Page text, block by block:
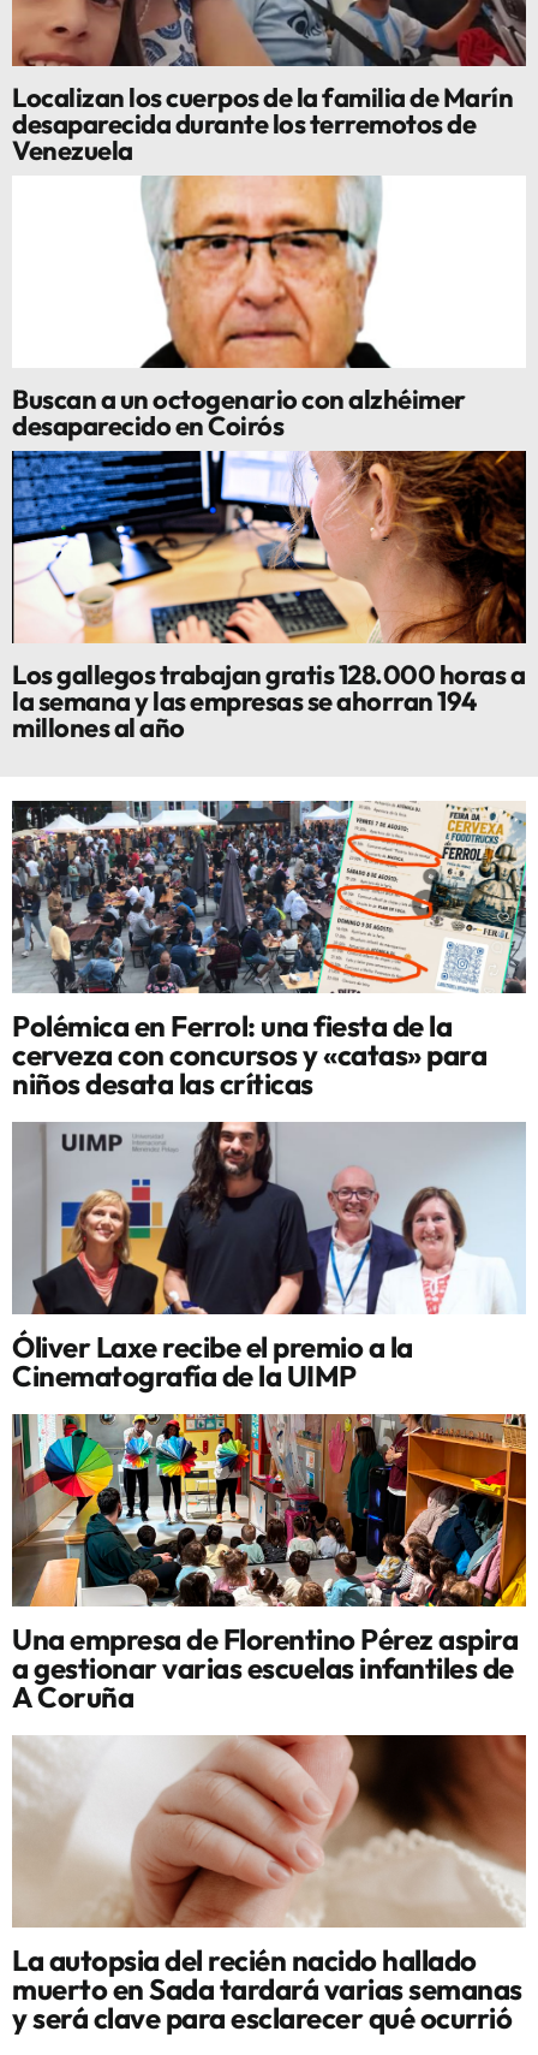
Localizan los cuerpos de la familia de Marín
desaparecida durante los terremotos de
Venezuela
Buscan a un octogenario con alzhéimer
desaparecido en Coirós
Los gallegos trabajan gratis 128.000 horas a
la semana y las empresas se ahorran 194
millones al año
Polémica en Ferrol: una fiesta de la
cerveza con concursos y «catas» para
niños desata las críticas
Óliver Laxe recibe el premio a la
Cinematografía de la UIMP
Una empresa de Florentino Pérez aspira
a gestionar varias escuelas infantiles de
A Coruña
La autopsia del recién nacido hallado
muerto en Sada tardará varias semanas
y será clave para esclarecer qué ocurrió